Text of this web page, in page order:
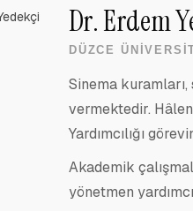
Dr. Erdem
DÜZCE
Sinema
vermektedir.
Yardımcılığı
Akademik
yönetmen